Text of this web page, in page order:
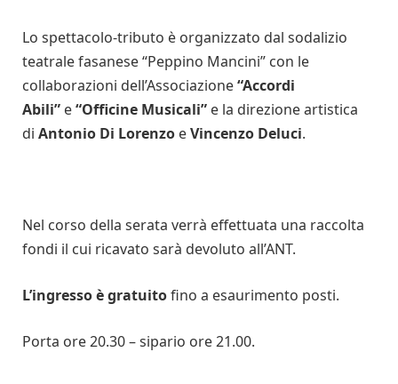
Lo spettacolo-tributo è organizzato dal sodalizio
teatrale fasanese “Peppino Mancini” con le
collaborazioni dell’Associazione“Accordi
Abili” e“Officine Musicali” e la direzione artistica
di Antonio Di Lorenzo eVincenzo Deluci.
Nel corso della serata verrà effettuata una raccolta
fondi il cui ricavato sarà devoluto all’ANT.
L’ingresso è gratuitofino a esaurimento posti.
Porta ore 20.30 – sipario ore 21.00.